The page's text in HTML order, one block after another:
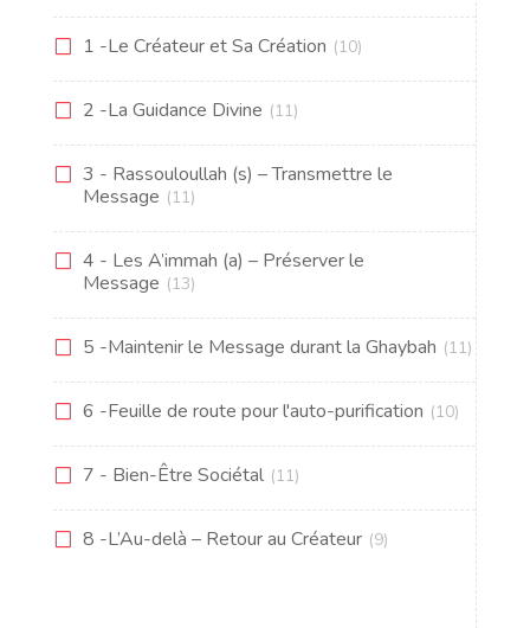
1 -Le Créateur et Sa Création (10)
2 -La Guidance Divine (11)
3 - Rassouloullah (s) – Transmettre le
Message (11)
4 - Les A’immah (a) – Préserver le
Message (13)
5 -Maintenir le Message durant la Ghaybah (11)
6 -Feuille de route pour l'auto-purification (10)
7 - Bien-Être Sociétal (11)
8 -L’Au-delà – Retour au Créateur (9)